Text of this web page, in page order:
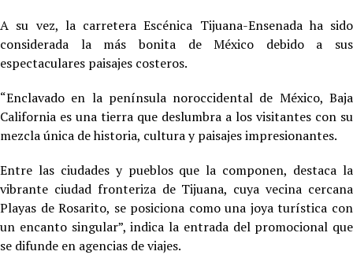
A su vez, la carretera Escénica Tijuana-Ensenada ha sido
considerada la más bonita de México debido a sus
espectaculares paisajes costeros.
“Enclavado en la península noroccidental de México, Baja
California es una tierra que deslumbra a los visitantes con su
mezcla única de historia, cultura y paisajes impresionantes.
Entre las ciudades y pueblos que la componen, destaca la
vibrante ciudad fronteriza de Tijuana, cuya vecina cercana
Playas de Rosarito, se posiciona como una joya turística con
un encanto singular”, indica la entrada del promocional que
se difunde en agencias de viajes.